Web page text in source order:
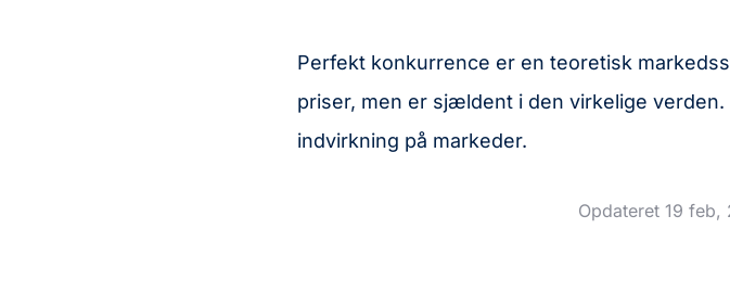
Perfekt konkurrence er en teoretisk
priser, men er sjældent i den virkelige
indvirkning på markeder.
Opdateret 19 feb,